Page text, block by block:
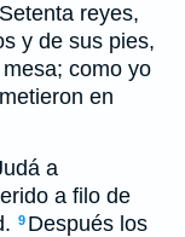
reyes,
y de sus pies,
como yo
en
a
a filo de
9 Después los